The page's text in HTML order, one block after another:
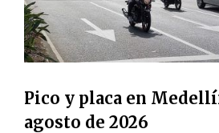
Pico y placa en
agosto de 2026